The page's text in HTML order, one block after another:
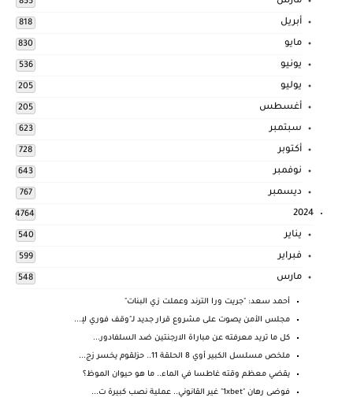
855
أبريل 818
مايو 830
يونيو 536
يوليو 205
أغسطس 205
سبتمبر 623
أكتوبر 728
نوفمبر 643
ديسمبر 767
2024
4764
يناير 540
فبراير 599
مارس 548
أحمد سعد: "جريت ورا الترند وعملت زي البنات"
مجلس الأمن يصوت على مشروع قرار جديد لـ"وقف فوري لإ...
كل ما تريد معرفته عن مباراة الارجنتين ضد السلفادور...
ملخص مسلسل الكبير أوي 8 الحلقة 11.. حزلقوم يخسر زج...
يقضي معظم وقته غاطسا في الماء.. ما هو حيوان الموظ؟
فوضى رهان "1xbet" غير القانوني.. عملية نصب كبيرة ت...